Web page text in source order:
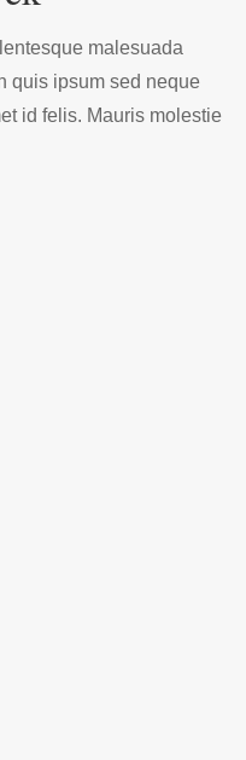
malesuada
quis ipsum sed neque
id felis. Mauris molestie